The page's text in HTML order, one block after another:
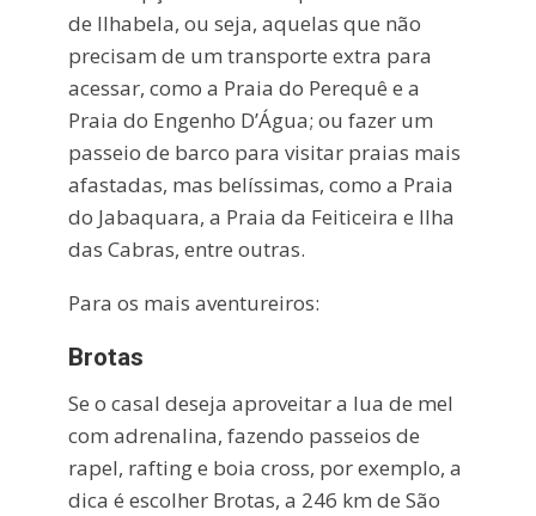
de Ilhabela, ou seja, aquelas que não
precisam de um transporte extra para
acessar, como a Praia do Perequê e a
Praia do Engenho D’Água; ou fazer um
passeio de barco para visitar praias mais
afastadas, mas belíssimas, como a Praia
do Jabaquara, a Praia da Feiticeira e Ilha
das Cabras, entre outras.
Para os mais aventureiros:
Brotas
Se o casal deseja aproveitar a lua de mel
com adrenalina, fazendo passeios de
rapel, rafting e boia cross, por exemplo, a
dica é escolher Brotas, a 246 km de São